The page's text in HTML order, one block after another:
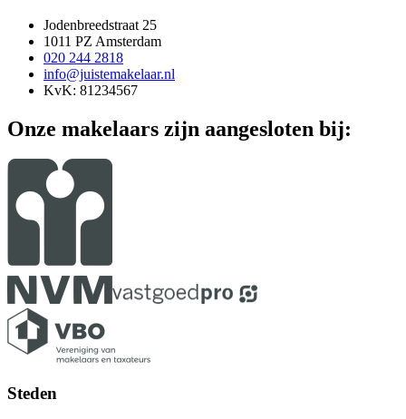
Jodenbreedstraat 25
1011 PZ Amsterdam
020 244 2818
info@juistemakelaar.nl
KvK: 81234567
Onze makelaars zijn aangesloten bij:
Steden